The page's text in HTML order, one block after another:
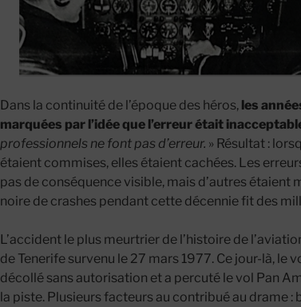
Dans la continuité de l’époque des héros, les
marquées par l’idée que l’erreur était
professionnels ne font pas d’erreur. » Résultat :
étaient commises, elles étaient cachées. Les
pas de conséquence visible, mais d’autres étaient
noire de crashes pendant cette décennie fit des
L’accident le plus meurtrier de l’histoire de
de Tenerife survenu le 27 mars 1977. Ce jour-là, le
décollé sans autorisation et a percuté le vol Pan
la piste. Plusieurs facteurs au contribué au drame :